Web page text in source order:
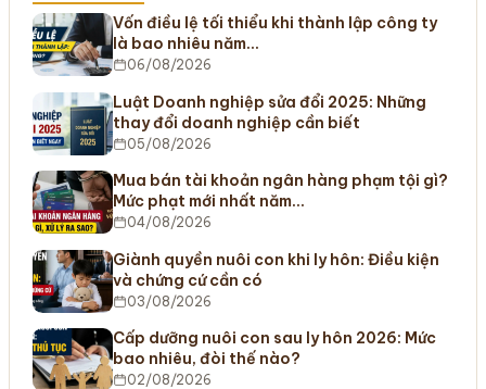
Vốn điều lệ tối thiểu khi thành lập công ty
là bao nhiêu năm…
06/08/2026
Luật Doanh nghiệp sửa đổi 2025: Những
thay đổi doanh nghiệp cần biết
05/08/2026
Mua bán tài khoản ngân hàng phạm tội gì?
Mức phạt mới nhất năm…
04/08/2026
Giành quyền nuôi con khi ly hôn: Điều kiện
và chứng cứ cần có
03/08/2026
Cấp dưỡng nuôi con sau ly hôn 2026: Mức
bao nhiêu, đòi thế nào?
02/08/2026